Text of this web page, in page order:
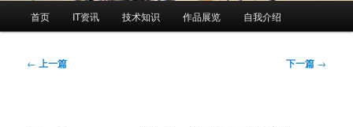
首页 IT资讯 技术知识 作品展览 自我介绍
文
← 上一篇 下一篇 →